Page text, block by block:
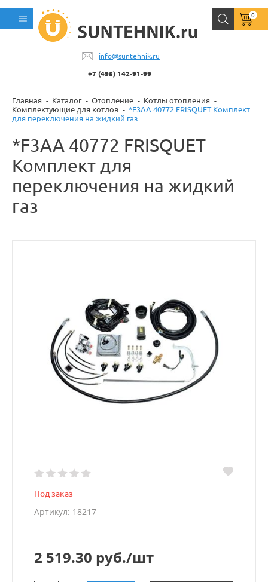
info@suntehnik.ru
+7 (495) 142-91-99
0
Главная Каталог Отопление
Котлы отопления
Комплектующие для котлов
*F3AA 40772 FRISQUET Комплект
для переключения на жидкий газ
*F3AA 40772 FRISQUET
Комплект для
переключения на жидкий
газ
Под заказ
Артикул: 18217
2 519.30 руб./шт